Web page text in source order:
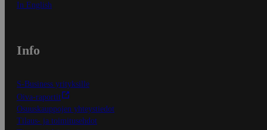
In English
Info
S-Business yrityksille
Oiva-raportit
Osuuskauppojen yhteystiedot
Tilaus- ja toimitusehdot